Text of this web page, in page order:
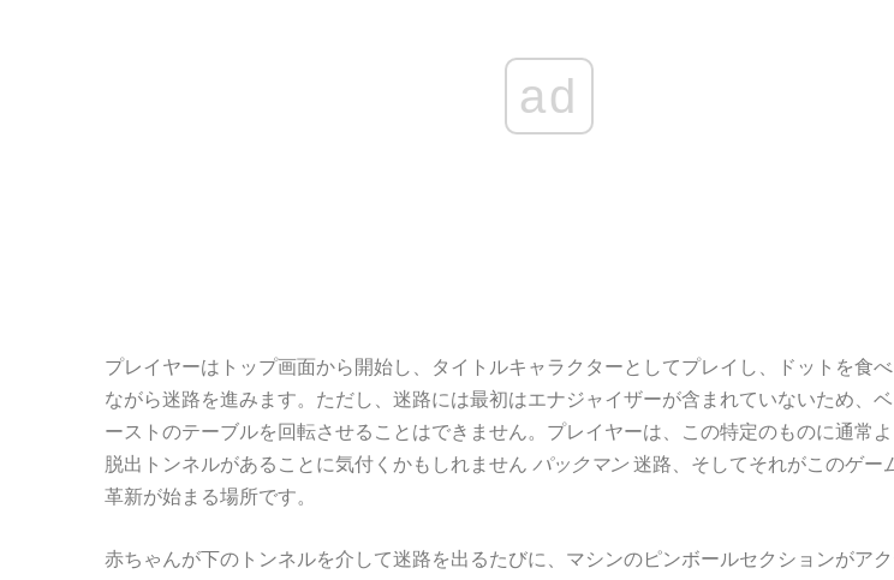
ad
プレイヤーはトップ画面から開始し、タイトルキャラクターとしてプレイし、ドットを食
ながら迷路を進みます。ただし、迷路には最初はエナジャイザーが含まれていないため、
ーストのテーブルを回転させることはできません。プレイヤーは、この特定のものに通常
脱出トンネルがあることに気付くかもしれません パックマン迷路、そしてそれがこのゲー
革新が始まる場所です。
赤ちゃんが下のトンネルを介して迷路を出るたびに、マシンのピンボールセクションがア